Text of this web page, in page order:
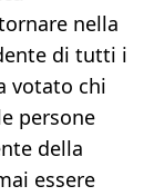
nella
di tutti i
votato chi
persone
della
essere